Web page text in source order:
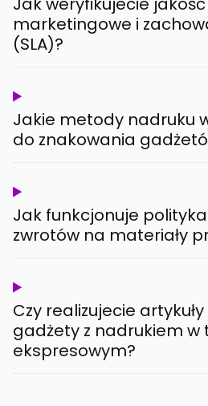
marketingowe i
(SLA)?
Jakie metody nadruku
do znakowania
Jak funkcjonuje
zwrotów na materiały
Czy realizujecie
gadżety z nadrukiem w
ekspresowym?